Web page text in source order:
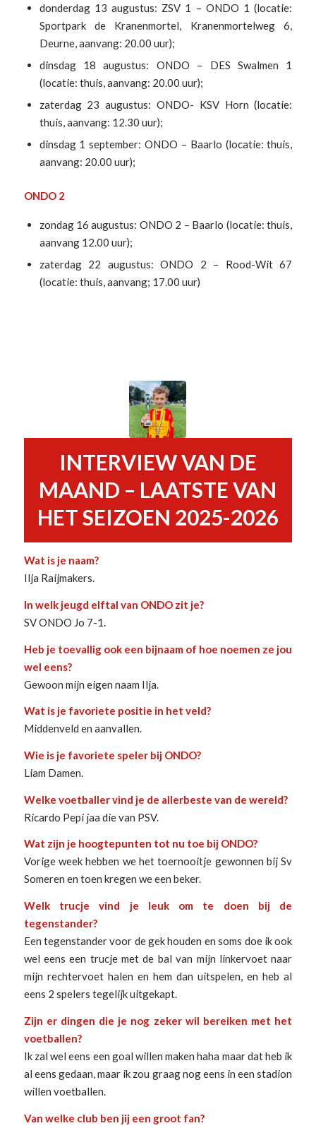
donderdag 13 augustus: ZSV 1 – ONDO 1 (locatie:
Sportpark de Kranenmortel, Kranenmortelweg 6,
Deurne, aanvang: 20.00 uur);
dinsdag 18 augustus: ONDO – DES Swalmen 1
(locatie: thuis, aanvang: 20.00 uur);
zaterdag 23 augustus: ONDO- KSV Horn (locatie:
thuis, aanvang: 12.30 uur);
dinsdag 1 september: ONDO – Baarlo (locatie: thuis,
aanvang: 20.00 uur);
ONDO 2
zondag 16 augustus: ONDO 2 – Baarlo (locatie: thuis,
aanvang 12.00 uur);
zaterdag 22 augustus: ONDO 2 – Rood-Wit 67
(locatie: thuis, aanvang; 17.00 uur)
INTERVIEW VAN DE
MAAND – LAATSTE VAN
HET SEIZOEN 2025-2026
Wat is je naam?
Ilja Raijmakers.
In welk jeugd elftal van ONDO zit je?
SV ONDO Jo 7-1.
Heb je toevallig ook een bijnaam of hoe noemen ze jou
wel eens?
Gewoon mijn eigen naam Ilja.
Wat is je favoriete positie in het veld?
Middenveld en aanvallen.
Wie is je favoriete speler bij ONDO?
Liam Damen.
Welke voetballer vind je de allerbeste van de wereld?
Ricardo Pepi jaa die van PSV.
Wat zijn je hoogtepunten tot nu toe bij ONDO?
Vorige week hebben we het toernooitje gewonnen bij Sv
Someren en toen kregen we een beker.
Welk trucje vind je leuk om te doen bij de
tegenstander?
Een tegenstander voor de gek houden en soms doe ik ook
wel eens een trucje met de bal van mijn linkervoet naar
mijn rechtervoet halen en hem dan uitspelen, en heb al
eens 2 spelers tegelijk uitgekapt.
Zijn er dingen die je nog zeker wil bereiken met het
voetballen?
Ik zal wel eens een goal willen maken haha maar dat heb ik
al eens gedaan, maar ik zou graag nog eens in een stadion
willen voetballen.
Van welke club ben jij een groot fan?